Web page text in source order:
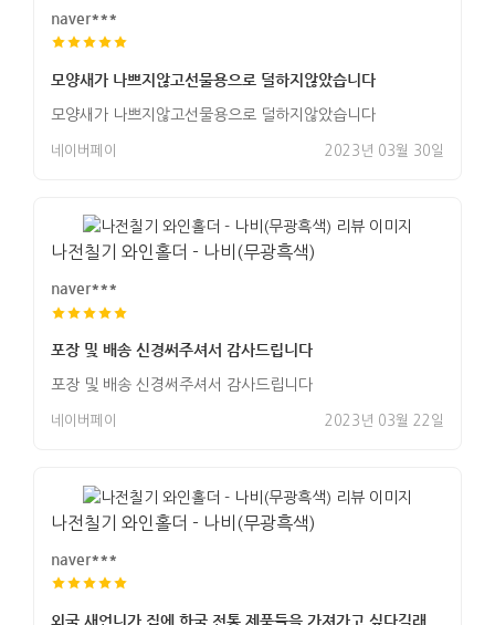
naver***
모양새가 나쁘지않고선물용으로 덜하지않았습니다
모양새가 나쁘지않고선물용으로 덜하지않았습니다
네이버페이 2023년 03월 30일
나전칠기 와인홀더 - 나비(무광흑색)
naver***
포장 및 배송 신경써주셔서 감사드립니다
포장 및 배송 신경써주셔서 감사드립니다
네이버페이 2023년 03월 22일
나전칠기 와인홀더 - 나비(무광흑색)
naver***
외국 새언니가 집에 한국 전통 제품들을 가져가고 싶다길래